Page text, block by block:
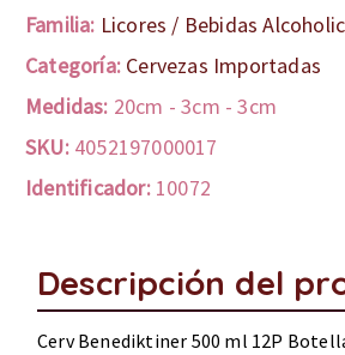
Familia: Licores / Bebidas
Categoría: Cervezas Importadas
Medidas: 20cm -3cm -3cm
SKU: 4052197000017
Identificador: 10072
Descripción del
Cerv Benediktiner 500 ml 12P